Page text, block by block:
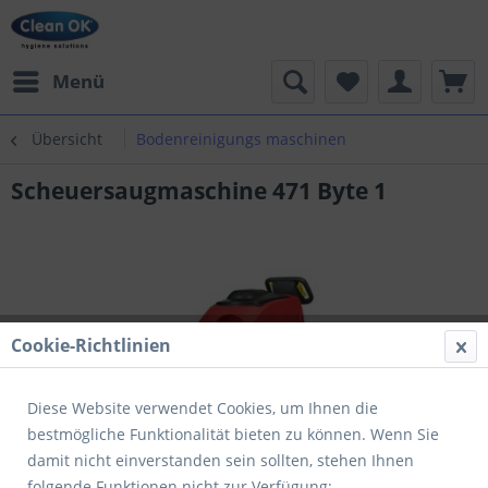
Menü
Übersicht Bodenreinigungs maschinen
Scheuersaugmaschine 471 Byte 1
Cookie-Richtlinien
Diese Website verwendet Cookies, um Ihnen die
bestmögliche Funktionalität bieten zu können. Wenn Sie
damit nicht einverstanden sein sollten, stehen Ihnen